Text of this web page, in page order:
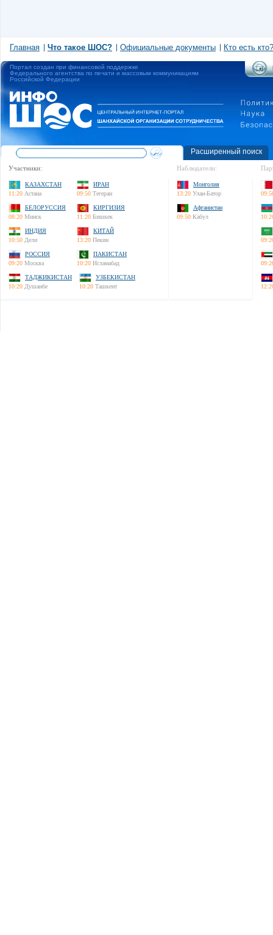
Главная Что такое ШОС? Официальные документы Кто есть кто?
Портал создан при финансовой поддержке
Федерального агентства по печати и массовым коммуникациям
Российской Федерации
Расширенный поиск
Участники:
КАЗАХСТАН
11:20 Астана
ИРАН
09:50 Тегеран
БЕЛОРУССИЯ
08:20 Минск
КИРГИЗИЯ
11:20 Бишкек
ИНДИЯ
10:50 Дели
КИТАЙ
13:20 Пекин
РОССИЯ
09:20 Москва
ПАКИСТАН
10:20 Исламабад
ТАДЖИКИСТАН
10:20 Душанбе
УЗБЕКИСТАН
10:20 Ташкент
Наблюдатели:
Монголия
13:20 Улан-Батор
Афганистан
09:50 Кабул